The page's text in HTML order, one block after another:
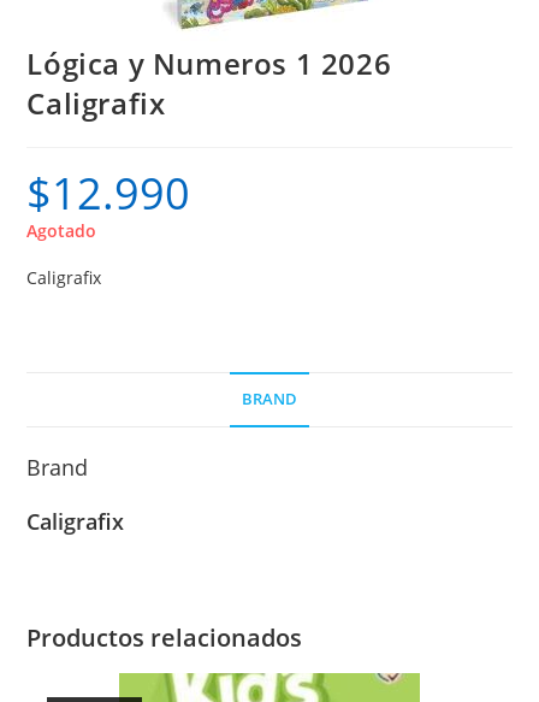
Lógica y Numeros 1 2026
Caligrafix
$12.990
Agotado
Caligrafix
BRAND
Brand
Caligrafix
Productos relacionados